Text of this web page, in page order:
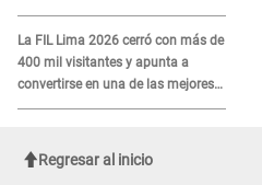
MOTIVO
La FIL Lima 2026 cerró con más de
400 mil visitantes y apunta a
convertirse en una de las mejores
ferias de Latinoamérica
Regresar al inicio